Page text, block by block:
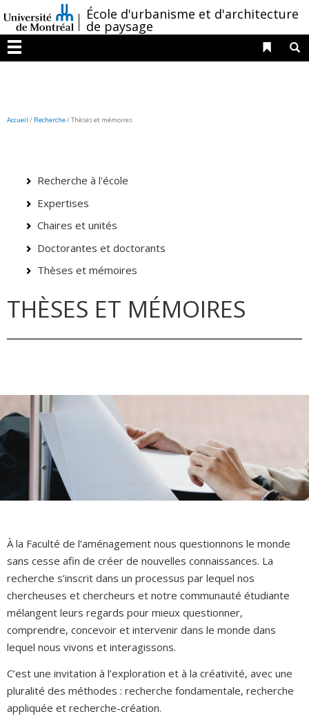
au
contenu
/École d'urbanisme et d'architecture
de paysage
Menu
Liens
Accueil / Recherche/Thèses et mémoires
Recherche à l'école
Expertises
Chaires et unités
Doctorantes et doctorants
Thèses et mémoires
THÈSES ET MÉMOIRES
À la Faculté de l’aménagement nous questionnons le monde
sans cesse afin de créer de nouvelles connaissances. La
recherche s’inscrit dans un processus par lequel nos
chercheuses et chercheurs et notre communauté étudiante
mélangent leurs regards pour mieux questionner,
comprendre, concevoir et intervenir dans le monde dans
lequel nous vivons et interagissons.
C’est une invitation à l’exploration et à la créativité, avec une
pluralité des méthodes : recherche fondamentale, recherche
appliquée et recherche-création.